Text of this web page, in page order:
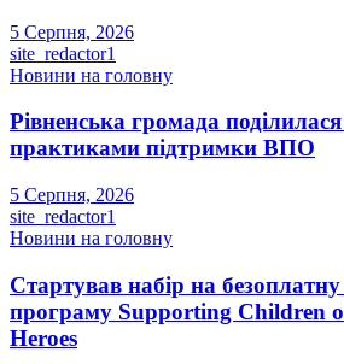
5 Серпня, 2026
site_redactor1
Новини на головну
Рівненська громада
практиками підтримки ВПО
5 Серпня, 2026
site_redactor1
Новини на головну
Стартував набір на
програму Supporting Children
Heroes